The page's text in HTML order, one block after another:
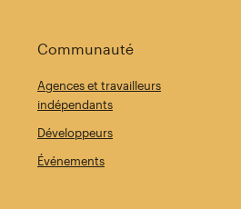
Communauté
Agences et travailleurs
indépendants
Développeurs
Événements